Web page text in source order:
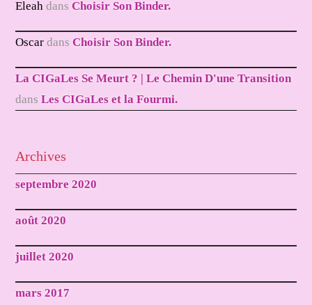
Eleah dansChoisir Son Binder.
Oscar dansChoisir Son Binder.
La CIGaLes Se Meurt ? | Le Chemin D'une Transition
dansLes CIGaLes et la Fourmi.
Archives
septembre 2020
août 2020
juillet 2020
mars 2017